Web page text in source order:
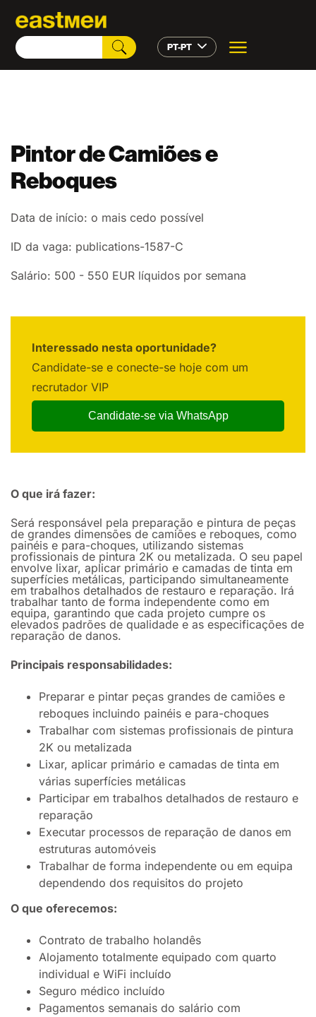
PT-PT
Pintor de Camiões e
Reboques
Data de início: o mais cedo possível
ID da vaga: publications-1587-C
Salário: 500 - 550 EUR líquidos por semana
Interessado nesta oportunidade?
Candidate-se e conecte-se hoje com um
recrutador VIP
Candidate-se via WhatsApp
O que irá fazer:
Será responsável pela preparação e pintura de peças
de grandes dimensões de camiões e reboques, como
painéis e para-choques, utilizando sistemas
profissionais de pintura 2K ou metalizada. O seu papel
envolve lixar, aplicar primário e camadas de tinta em
superfícies metálicas, participando simultaneamente
em trabalhos detalhados de restauro e reparação. Irá
trabalhar tanto de forma independente como em
equipa, garantindo que cada projeto cumpre os
elevados padrões de qualidade e as especificações de
reparação de danos.
Principais responsabilidades:
Preparar e pintar peças grandes de camiões e
reboques incluindo painéis e para-choques
Trabalhar com sistemas profissionais de pintura
2K ou metalizada
Lixar, aplicar primário e camadas de tinta em
várias superfícies metálicas
Participar em trabalhos detalhados de restauro e
reparação
Executar processos de reparação de danos em
estruturas automóveis
Trabalhar de forma independente ou em equipa
dependendo dos requisitos do projeto
O que oferecemos:
Contrato de trabalho holandês
Alojamento totalmente equipado com quarto
individual e WiFi incluído
Seguro médico incluído
Pagamentos semanais do salário com